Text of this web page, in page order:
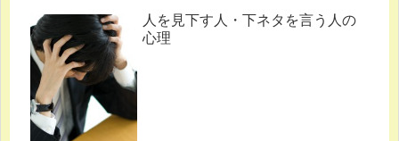
人を見下す人・下ネタを言う人の
心理